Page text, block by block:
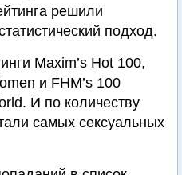
решили
подход.
Maxim’s Hot 100,
и FHM’s 100
И по количеству
самых сексуальных